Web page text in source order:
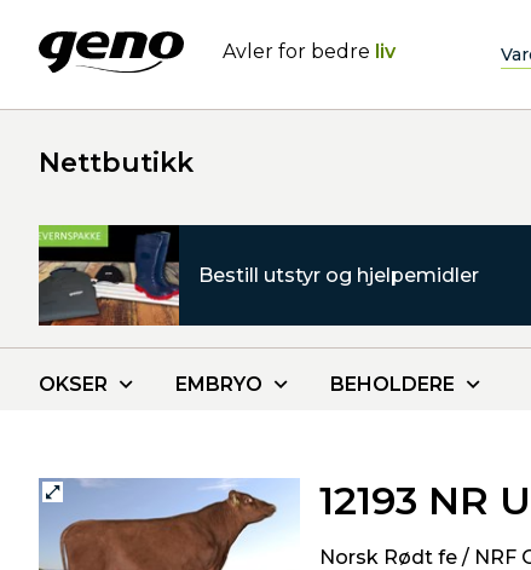
Avler for bedre liv
Nettbutikk
Bestill utstyr og hjelpemidler
OKSER EMBRYO BEHOLDERE
12193 NR
Norsk Rødt fe / NRF